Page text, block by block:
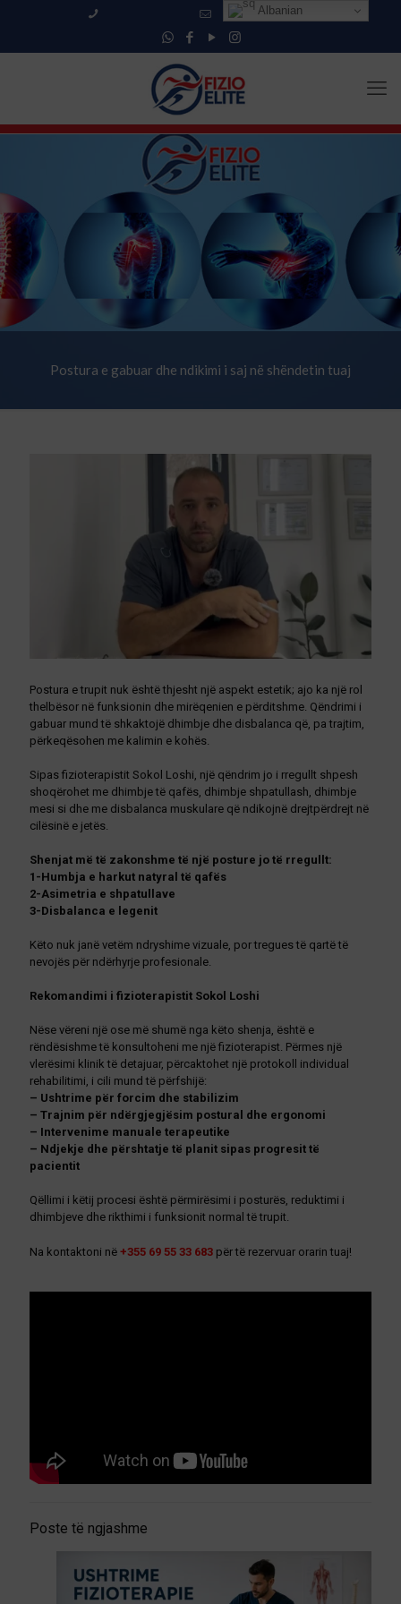
info@fizioelite.com
Postura e gabuar dhe ndikimi i saj në shëndetin tuaj
Postura e trupit nuk është thjesht një aspekt estetik; ajo ka një rol
thelbësor në funksionin dhe mirëqenien e përditshme. Qëndrimi i
gabuar mund të shkaktojë dhimbje dhe disbalanca që, pa trajtim,
përkeqësohen me kalimin e kohës.
Sipas fizioterapistit Sokol Loshi, një qëndrim jo i rregullt shpesh
shoqërohet me dhimbje të qafës, dhimbje shpatullash, dhimbje
mesi si dhe me disbalanca muskulare që ndikojnë drejtpërdrejt në
cilësinë e jetës.
Shenjat më të zakonshme të një posture jo të rregullt:
1-Humbja e harkut natyral të qafës
2-Asimetria e shpatullave
3-Disbalanca e legenit
Këto nuk janë vetëm ndryshime vizuale, por tregues të qartë të
nevojës për ndërhyrje profesionale.
Rekomandimi i fizioterapistit Sokol Loshi
Nëse vëreni një ose më shumë nga këto shenja, është e
rëndësishme të konsultoheni me një fizioterapist. Përmes një
vlerësimi klinik të detajuar, përcaktohet një protokoll individual
rehabilitimi, i cili mund të përfshijë:
– Ushtrime për forcim dhe stabilizim
– Trajnim për ndërgjegjësim postural dhe ergonomi
– Intervenime manuale terapeutike
– Ndjekje dhe përshtatje të planit sipas progresit të
pacientit
Qëllimi i këtij procesi është përmirësimi i posturës, reduktimi i
dhimbjeve dhe rikthimi i funksionit normal të trupit.
Na kontaktoni në +355 69 55 33 683 për të rezervuar orarin tuaj!
Poste të ngjashme
Albanian